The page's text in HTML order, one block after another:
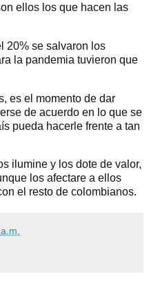
ellos los que hacen las
20% se salvaron los
la pandemia tuvieron que
es el momento de dar
de acuerdo en lo que se
pueda hacerle frente a tan
ilumine y los dote de valor,
los afectare a ellos
el resto de colombianos.